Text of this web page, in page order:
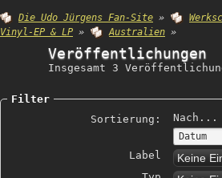
Die Udo Jürgens Fan-Site »
Vinyl-EP & LP » Australien »
Veröffentlichungen
Insgesamt 3
Filter
Sortierung:
Nach...
Label Keine